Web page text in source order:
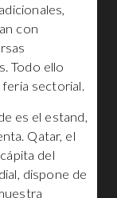
con
Todo ello
feria sectorial.
es el estand,
Qatar, el
del
dispone de